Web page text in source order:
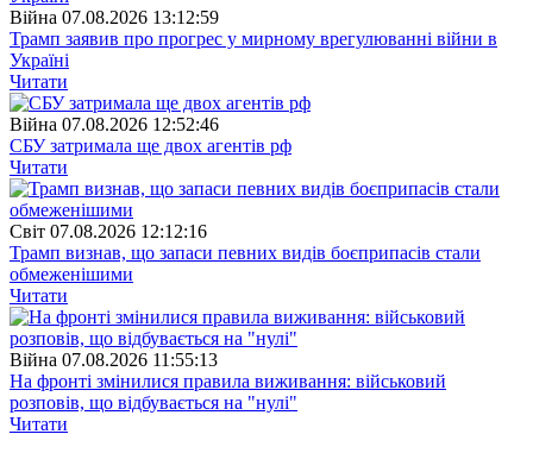
Війна 07.08.2026 13:12:59
Трамп заявив про прогрес у мирному врегулюванні війни в
Україні
Читати
Війна 07.08.2026 12:52:46
СБУ затримала ще двох агентів рф
Читати
Свiт 07.08.2026 12:12:16
Трамп визнав, що запаси певних видів боєприпасів стали
обмеженішими
Читати
Війна 07.08.2026 11:55:13
На фронті змінилися правила виживання: військовий
розповів, що відбувається на "нулі"
Читати